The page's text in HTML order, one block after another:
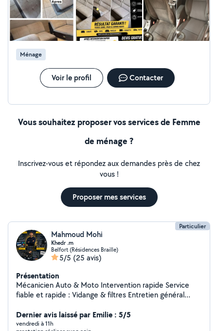
Ménage
Voir le profil Contacter
Vous souhaitez proposer vos services de Femme
de ménage ?
Inscrivez-vous et répondez aux demandes près de chez
vous !
Proposer mes services
Particulier
Mahmoud Mohi
Khedr .m
Belfort (Résidences Braille)
5/5 (25 avis)
Présentation
Mécanicien Auto & Moto Intervention rapide Service
fiable et rapide : Vidange & filtres Entretien général
immédiatement Travail propre et sérieux. Webdesigner
and ai automation Graphic design all service All
Dernier avis laissé par Emilie : 5/5
vendredi à 11h